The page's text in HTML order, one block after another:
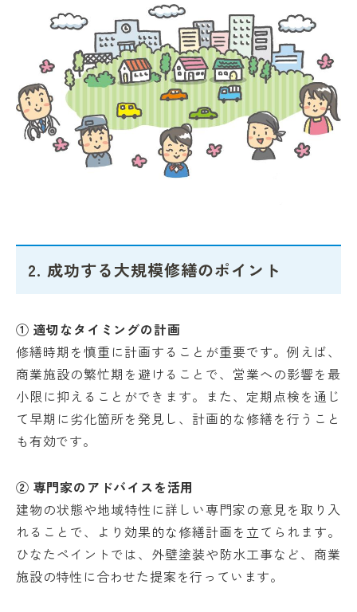
2. 成功する大規模修繕のポイント
① 適切なタイミングの計画
修繕時期を慎重に計画することが重要です。例えば、
商業施設の繁忙期を避けることで、営業への影響を最
小限に抑えることができます。また、定期点検を通じ
て早期に劣化箇所を発見し、計画的な修繕を行うこと
も有効です。
② 専門家のアドバイスを活用
建物の状態や地域特性に詳しい専門家の意見を取り入
れることで、より効果的な修繕計画を立てられます。
ひなたペイントでは、外壁塗装や防水工事など、商業
施設の特性に合わせた提案を行っています。